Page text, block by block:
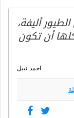
أليفة،
أن تكون
احمد نبيل